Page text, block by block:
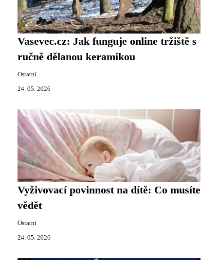
Vasevec.cz: Jak funguje online tržiště s
ručně dělanou keramikou
Ostatní
24. 05. 2026
Vyživovací povinnost na dítě: Co musíte
vědět
Ostatní
24. 05. 2026